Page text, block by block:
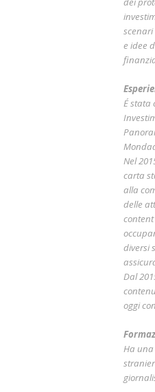
e idee
É stata
Nel
carta
alla
delle
diversi
Dal
oggi
Ha